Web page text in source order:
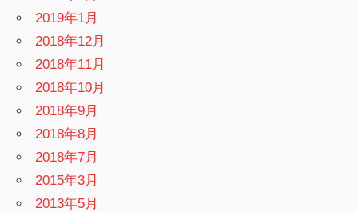
2019年1月
2018年12月
2018年11月
2018年10月
2018年9月
2018年8月
2018年7月
2015年3月
2013年5月